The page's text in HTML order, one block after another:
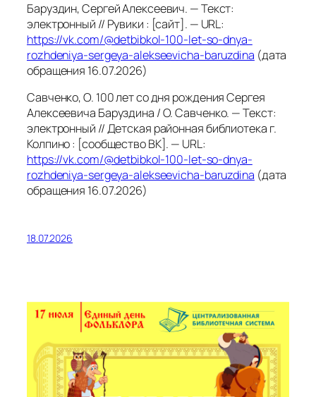
Баруздин, Сергей Алексеевич. — Текст:
электронный // Рувики : [сайт]. — URL:
https://vk.com/@detbibkol-100-let-so-dnya-
rozhdeniya-sergeya-alekseevicha-baruzdina (дата
обращения 16.07.2026)
Савченко, О. 100 лет со дня рождения Сергея
Алексеевича Баруздина / О. Савченко. — Текст:
электронный // Детская районная библиотека г.
Колпино : [сообщество ВК]. — URL:
https://vk.com/@detbibkol-100-let-so-dnya-
rozhdeniya-sergeya-alekseevicha-baruzdina (дата
обращения 16.07.2026)
18.07.2026